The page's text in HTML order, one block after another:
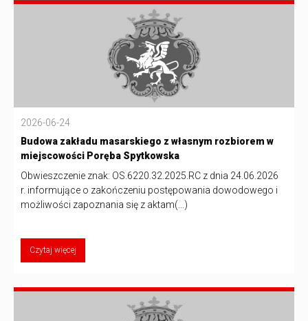
2026-06-24
Budowa zakładu masarskiego z własnym rozbiorem w
miejscowości Poręba Spytkowska
Obwieszczenie znak: OS.6220.32.2025.RC z dnia 24.06.2026
r. informujące o zakończeniu postępowania dowodowego i
możliwości zapoznania się z aktam(...)
Czytaj więcej